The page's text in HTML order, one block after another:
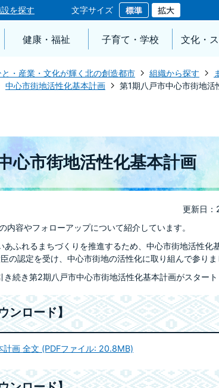
を探す 文字サイズ
健康・福祉 子育て・学校 文化・
と・産業・文化が輝く北の創造都市 組織から探す
中心市街地活性化基本計画
第1期八戸市中心市街地活
心市街地活性化基本計画
更新日
内容やフォローアップについて紹介しています。
あふれるまちづくりを推進するため、中心市街地活性化
の認定を受け、中心市街地の活性化に取り組んで参りま
続き第2期八戸市中心市街地活性化基本計画がスタート
ンロード】
計画 全文 (PDFファイル: 20.8MB)